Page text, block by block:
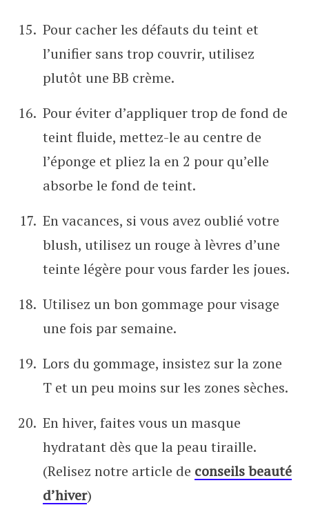
Pour cacher les défauts du teint et
l’unifier sans trop couvrir, utilisez
plutôt une BB crème.
Pour éviter d’appliquer trop de fond de
teint fluide, mettez-le au centre de
l’éponge et pliez la en 2 pour qu’elle
absorbe le fond de teint.
En vacances, si vous avez oublié votre
blush, utilisez un rouge à lèvres d’une
teinte légère pour vous farder les joues.
Utilisez un bon gommage pour visage
une fois par semaine.
Lors du gommage, insistez sur la zone
T et un peu moins sur les zones sèches.
En hiver, faites vous un masque
hydratant dès que la peau tiraille.
(Relisez notre article de conseils beauté
d’hiver)